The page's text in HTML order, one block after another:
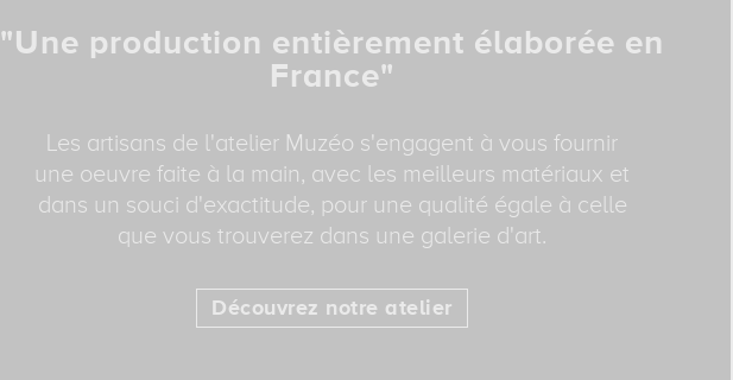
"Une production entièrement élaborée en
France"
Les artisans de l'atelier Muzéo s'engagent à vous fournir
une oeuvre faite à la main, avec les meilleurs matériaux et
dans un souci d'exactitude, pour une qualité égale à celle
que vous trouverez dans une galerie d'art.
Découvrez notre atelier